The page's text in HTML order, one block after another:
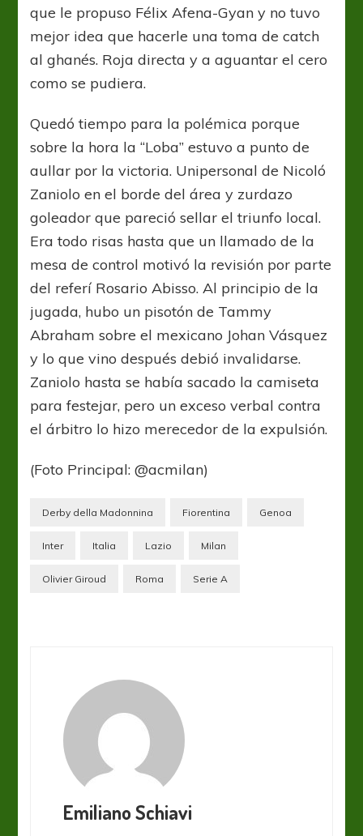
que le propuso Félix Afena-Gyan y no tuvo
mejor idea que hacerle una toma de catch
al ghanés. Roja directa y a aguantar el cero
como se pudiera.
Quedó tiempo para la polémica porque
sobre la hora la “Loba” estuvo a punto de
aullar por la victoria. Unipersonal de Nicoló
Zaniolo en el borde del área y zurdazo
goleador que pareció sellar el triunfo local.
Era todo risas hasta que un llamado de la
mesa de control motivó la revisión por parte
del referí Rosario Abisso. Al principio de la
jugada, hubo un pisotón de Tammy
Abraham sobre el mexicano Johan Vásquez
y lo que vino después debió invalidarse.
Zaniolo hasta se había sacado la camiseta
para festejar, pero un exceso verbal contra
el árbitro lo hizo merecedor de la expulsión.
(Foto Principal: @acmilan)
Derby della Madonnina Fiorentina Genoa
Inter Italia Lazio Milan
Olivier Giroud Roma Serie A
Emiliano Schiavi